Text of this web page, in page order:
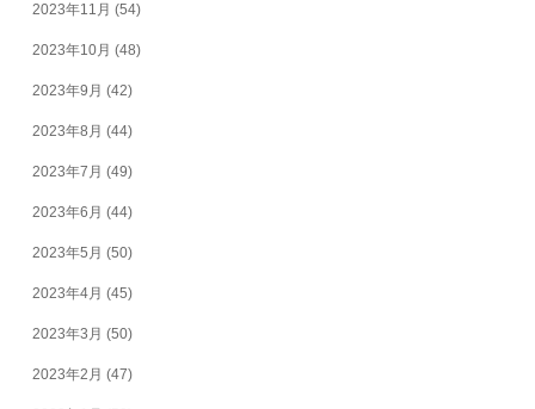
2023年11月 (54)
2023年10月 (48)
2023年9月 (42)
2023年8月 (44)
2023年7月 (49)
2023年6月 (44)
2023年5月 (50)
2023年4月 (45)
2023年3月 (50)
2023年2月 (47)